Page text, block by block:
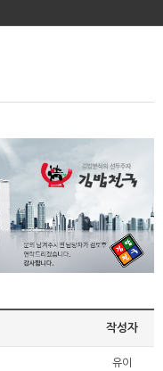
작성자
유이